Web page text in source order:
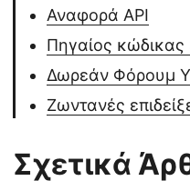
Αναφορά API
Πηγαίος κώδικας
Δωρεάν Φόρουμ
Ζωντανές
Σχετικά